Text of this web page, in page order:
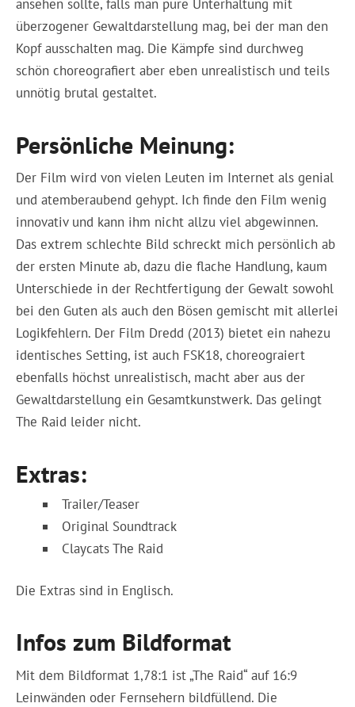
ansehen sollte, falls man pure Unterhaltung mit
überzogener Gewaltdarstellung mag, bei der man den
Kopf ausschalten mag. Die Kämpfe sind durchweg
schön choreografiert aber eben unrealistisch und teils
unnötig brutal gestaltet.
Persönliche Meinung:
Der Film wird von vielen Leuten im Internet als genial
und atemberaubend gehypt. Ich finde den Film wenig
innovativ und kann ihm nicht allzu viel abgewinnen.
Das extrem schlechte Bild schreckt mich persönlich ab
der ersten Minute ab, dazu die flache Handlung, kaum
Unterschiede in der Rechtfertigung der Gewalt sowohl
bei den Guten als auch den Bösen gemischt mit allerlei
Logikfehlern. Der Film Dredd (2013) bietet ein nahezu
identisches Setting, ist auch FSK18, choreograiert
ebenfalls höchst unrealistisch, macht aber aus der
Gewaltdarstellung ein Gesamtkunstwerk. Das gelingt
The Raid leider nicht.
Extras:
Trailer/Teaser
Original Soundtrack
Claycats The Raid
Die Extras sind in Englisch.
Infos zum Bildformat
Mit dem Bildformat 1,78:1 ist „The Raid“ auf 16:9
Leinwänden oder Fernsehern bildfüllend. Die